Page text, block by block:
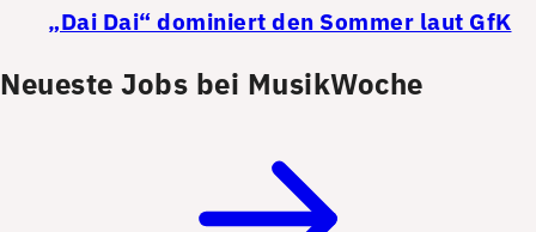
„Dai Dai“ dominiert den Sommer laut GfK
Neueste Jobs bei MusikWoche